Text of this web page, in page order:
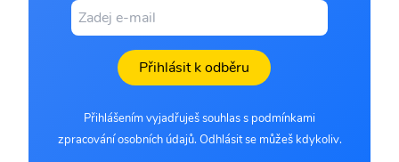
Přihlásit k odběru
Přihlášením vyjadřuješ souhlas s podmínkami
zpracování osobních údajů. Odhlásit se můžeš kdykoliv.